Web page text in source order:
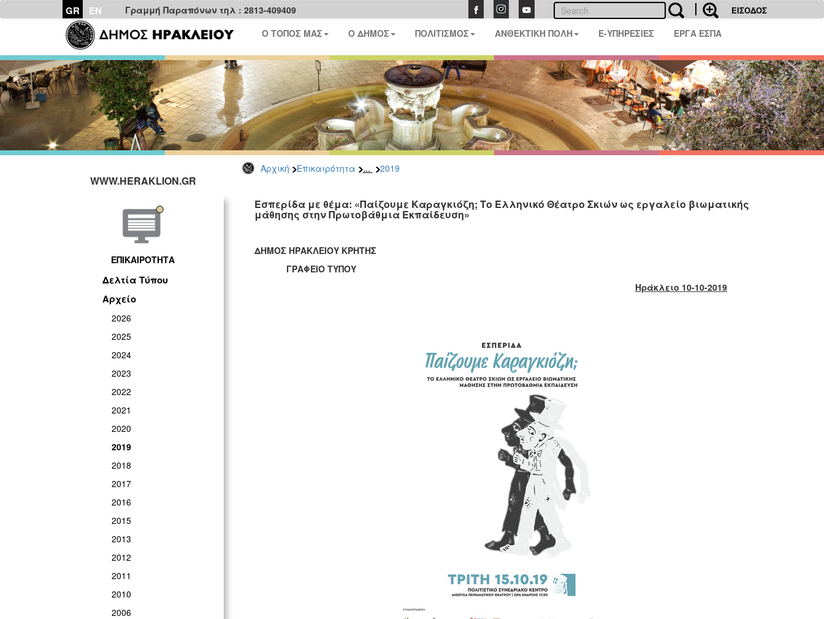
GR EN Γραμμή Παραπόνων τηλ : 2813-409409 ΕΙΣΟΔΟΣ
Ο ΤΟΠΟΣ ΜΑΣ Ο ΔΗΜΟΣ ΠΟΛΙΤΙΣΜΟΣ ΑΝΘΕΚΤΙΚΗ ΠΟΛΗ E-ΥΠΗΡΕΣΙΕΣ ΕΡΓΑ ΕΣΠΑ
Αρχική Επικαιρότητα ... 2019
WWW.HERAKLION.GR
ΕΠΙΚΑΙΡΟΤΗΤΑ
Δελτία Τύπου
Αρχείο
2026
2025
2024
2023
2022
2021
2020
2019
2018
2017
2016
2015
2013
2012
2011
2010
2006
Εσπερίδα με θέμα: «Παίζουμε Καραγκιόζη; Το Ελληνικό Θέατρο Σκιών ως εργαλείο βιωματικής
μάθησης στην Πρωτοβάθμια Εκπαίδευση»
ΔΗΜΟΣ ΗΡΑΚΛΕΙΟΥ ΚΡΗΤΗΣ
ΓΡΑΦΕΙΟ ΤΥΠΟΥ
Ηράκλειο 10-10-2019